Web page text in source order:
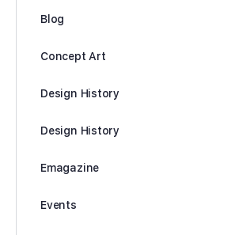
Blog
Concept Art
Design History
Design History
Emagazine
Events